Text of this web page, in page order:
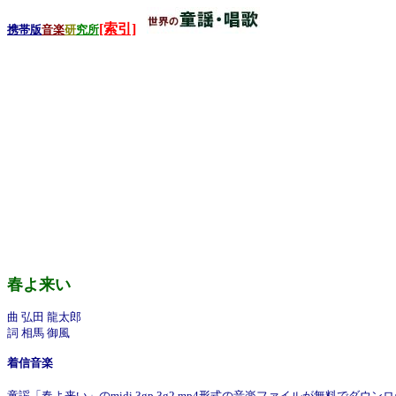
携帯版音楽研究所[索引]
春よ来い
曲 弘田 龍太郎
詞 相馬 御風
着信音楽